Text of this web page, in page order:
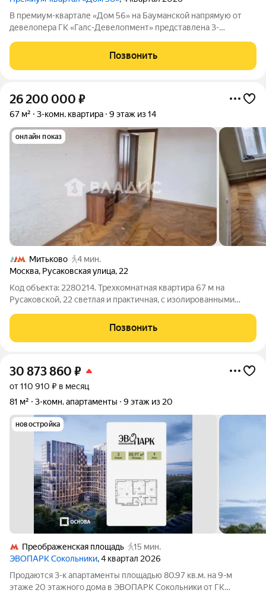
В премиум-квартале «Дом 56» на Бауманской напрямую от
девелопера ГК «Галс-Девелопмент» представлена 3-
Квартира с качественной отделкой в одном из двух вариантов
- Smart White и Casual Grey.
Позвонить
26 200 000 ₽
67 м² 3-комн. квартира 9 этаж из 14
онлайн показ
Митьково
4 мин.
Москва, Русаковская улица, 22
Код объекта: 2280214. Трехкомнатная квартира 67 м на
Русаковской, 22 светлая и практичная, с изолированными
даёт свободу выбора вида и инсоляции в разное время дня.
Живые ощущения просты:
Позвонить
30 873 860 ₽
от 110 910 ₽ в месяц
81 м²
3-комн. апартаменты 9 этаж из 20
новостройка
Преображенская площадь
15 мин.
ЭВОПАРК Сокольники, 4 квартал 2026
Продаются 3-к апартаменты площадью 80.97 кв.м. на 9-м
этаже 20 этажного дома в ЭВОПАРК Сокольники от ГК